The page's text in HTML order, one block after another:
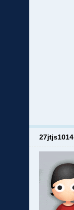
27jtjs1014